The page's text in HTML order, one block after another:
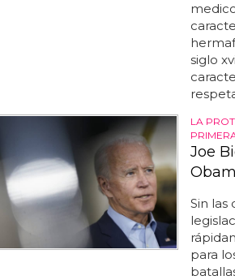
siglo
LA
Joe
Sin las
para